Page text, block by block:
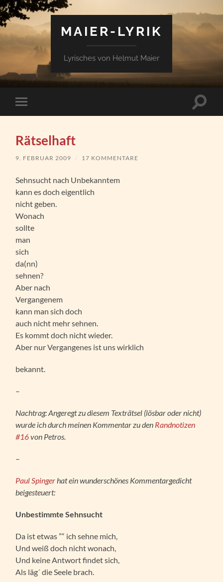
MAIER-LYRIK
Lyrisches von Helmut Maier
Mobile-
Menü
Rätselhaft
9. FEBRUAR 2009 / 17 KOMMENTARE
Sehnsucht nach Unbekanntem
kann es doch eigentlich
nicht geben.
Wonach
sollte
man
sich
da(nn)
sehnen?
Aber nach
Vergangenem
kann man sich doch
auch nicht mehr sehnen.
Es kommt doch nicht wieder.
Aber nur Vergangenes ist uns wirklich
bekannt.
–
Nachtrag: Angeregt zu diesem Texträtsel (lösbar oder nicht)
wurde ich durch meinen Kommentar zu den Randnotizen
#16von Petros.
–
Paul Spinger hat ein wunderschönes Kommentargedicht
beigesteuert:
Unbestimmte Sehnsucht
Da ist etwas ”“ ich sehne mich,
Und weiß doch nicht wonach,
Und keine Antwort findet sich,
Als läg´ die Seele brach.